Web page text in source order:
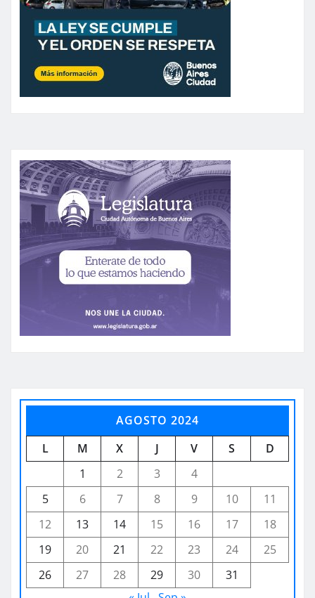
AGOSTO 2024
L
M X J V S
D
1
2 3
4
5
6 7 8 9 10
11
12
13 14 15 16 17
18
19
20 21 22 23 24
25
26
27 28 29 30
31